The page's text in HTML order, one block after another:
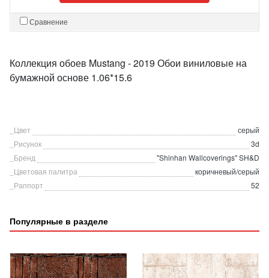
Сравнение
Коллекция обоев Mustang - 2019 Обои виниловые на
бумажной основе 1.06*15.6
_Цвет
серый
_Рисунок
3d
_Бренд
"Shinhan Wallcoverings" SH&D
_Цветовая палитра
коричневый/серый
_Раппорт
52
Популярные в разделе